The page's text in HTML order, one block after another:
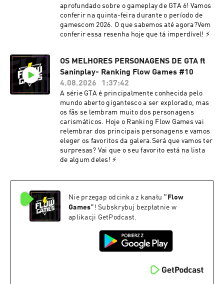
aprofundado sobre o gameplay de GTA 6! Vamos
conferir na quinta-feira durante o período de
gamescom 2026. O que sabemos até agora?Vem
conferir essa resenha hoje que tá imperdível! ⚡
OS MELHORES PERSONAGENS DE GTA ft
Saninplay- Ranking Flow Games #10
4.08.2026
1:37:42
A série GTA é principalmente conhecida pelo
mundo aberto gigantesco a ser explorado, mas
os fãs se lembram muito dos personagens
carismáticos. Hoje o Ranking Flow Games vai
relembrar dos principais personagens e vamos
eleger os favoritos da galera.Será que vamos ter
surpresas? Vai que o seu favorito está na lista
de algum deles! ⚡
Nie przegap odcinka z kanału “ Flow
Games” ! Subskrybuj bezpłatnie w
aplikacji GetPodcast.